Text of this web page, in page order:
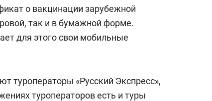
о вакцинации зарубежной
так и в бумажной форме.
для этого свои мобильные
туроператоры «Русский Экспресс»,
туроператоров есть и туры